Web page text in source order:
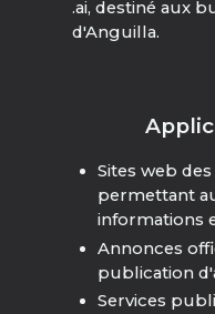
.ai, destiné aux
d'Anguilla.
Sites web
permettant
informations
Annonces
publication
Services